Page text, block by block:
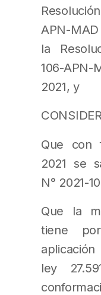
APN-
la
106-APN-
2021, y
Que con
2021 se
N° 2021-
Que la
tiene
ley